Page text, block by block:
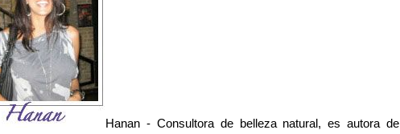
Hanan - Consultora de belleza natural, es autora de